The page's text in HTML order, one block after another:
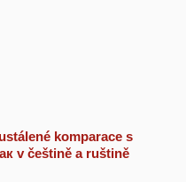
komparace s
v češtině a ruštině